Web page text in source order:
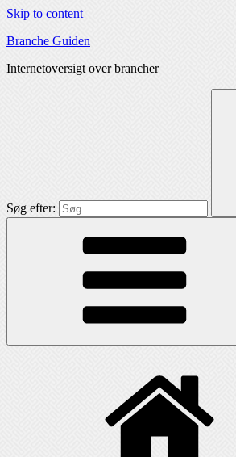
Skip to content
Branche Guiden
Internetoversigt over brancher
Søg efter: